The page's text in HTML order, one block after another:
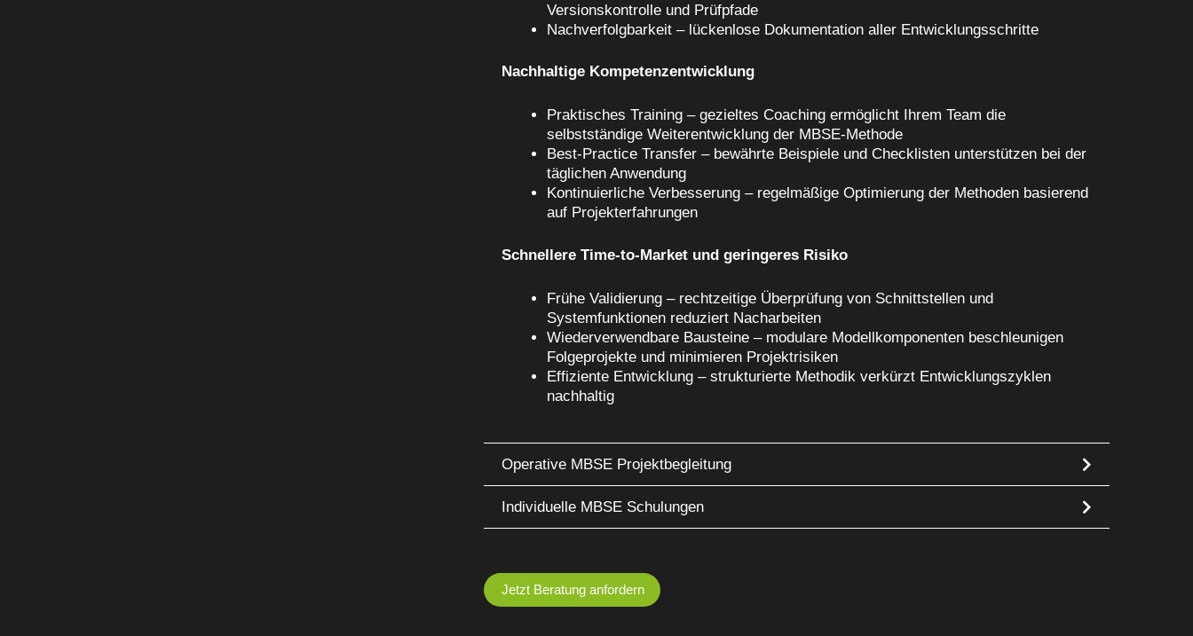
Versionskontrolle und Prüfpfade
Nachverfolgbarkeit – lückenlose Dokumentation aller Entwicklungsschritte
Nachhaltige Kompetenzentwicklung
Praktisches Training – gezieltes Coaching ermöglicht Ihrem Team die
selbstständige Weiterentwicklung der MBSE-Methode
Best-Practice Transfer – bewährte Beispiele und Checklisten unterstützen bei der
täglichen Anwendung
Kontinuierliche Verbesserung – regelmäßige Optimierung der Methoden basierend
auf Projekterfahrungen
Schnellere Time-to-Market und geringeres Risiko
Frühe Validierung – rechtzeitige Überprüfung von Schnittstellen und
Systemfunktionen reduziert Nacharbeiten
Wiederverwendbare Bausteine – modulare Modellkomponenten beschleunigen
Folgeprojekte und minimieren Projektrisiken
Effiziente Entwicklung – strukturierte Methodik verkürzt Entwicklungszyklen
nachhaltig
Operative MBSE Projektbegleitung
Individuelle MBSE Schulungen
Jetzt Beratung anfordern